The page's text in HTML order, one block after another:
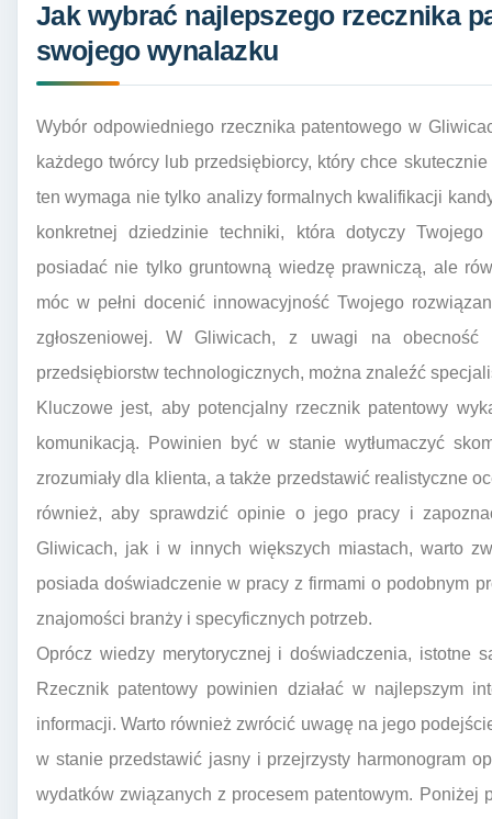
Jak wybrać najlepszego rzecznika
swojego wynalazku
Wybór odpowiedniego rzecznika patentowego w
każdego twórcy lub przedsiębiorcy, który chce
ten wymaga nie tylko analizy formalnych kwalifikacji
konkretnej dziedzinie techniki, która dotyczy
posiadać nie tylko gruntowną wiedzę prawniczą, ale
móc w pełni docenić innowacyjność Twojego
zgłoszeniowej. W Gliwicach, z uwagi na obecność
przedsiębiorstw technologicznych, można znaleźć
Kluczowe jest, aby potencjalny rzecznik patentowy
komunikacją. Powinien być w stanie wytłumaczyć
zrozumiały dla klienta, a także przedstawić realistyczne
również, aby sprawdzić opinie o jego pracy i
Gliwicach, jak i w innych większych miastach, warto
posiada doświadczenie w pracy z firmami o podobnym
znajomości branży i specyficznych potrzeb.
Oprócz wiedzy merytorycznej i doświadczenia, istotne
Rzecznik patentowy powinien działać w najlepszym
informacji. Warto również zwrócić uwagę na jego
w stanie przedstawić jasny i przejrzysty harmonogram
wydatków związanych z procesem patentowym. Poniżej